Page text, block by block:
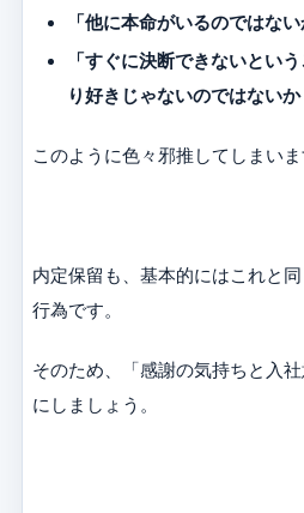
「他に本命がいるのではない
「すぐに決断できないとい
り好きじゃないのではないか
このように色々邪推してしまいま
内定保留も、基本的にはこれと
行為です。
そのため、「感謝の気持ちと入
にしましょう。